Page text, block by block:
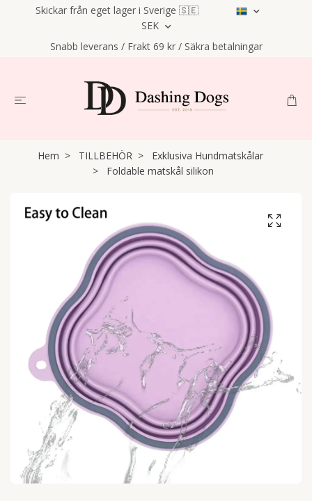
Skickar från eget lager i Sverige 🇸🇪
SEK
Snabb leverans / Frakt 69 kr / Säkra betalningar
Hem TILLBEHÖR
Exklusiva Hundmatskålar
Foldable matskål silikon